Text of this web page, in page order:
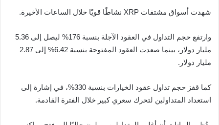
شهدت أسواق مشتقات XRP نشاطًا قويًا خلال الساعات الأخيرة.
وارتفع حجم التداول في العقود الآجلة بنسبة 176% ليصل إلى 5.36
مليار دولار، بينما صعدت العقود المفتوحة بنسبة 6.42% إلى 2.87
مليار دولار.
كما قفز حجم تداول عقود الخيارات بنسبة 330%، في إشارة إلى
استعداد المتداولين لتحرك سعري كبير خلال الفترة القادمة.